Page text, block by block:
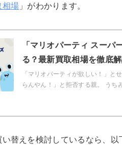
相場 」がわかります。
「マリオパーティ スーパ
る？最新買取相場を徹底解
「マリオパーティが欲しい！」と
らんやん！」と拒否する親。 う
替えを検討しているなら、以